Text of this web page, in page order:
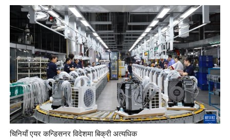
चिनियाँ एयर कन्डिसनर विदेशमा बिक्री अत्यधिक